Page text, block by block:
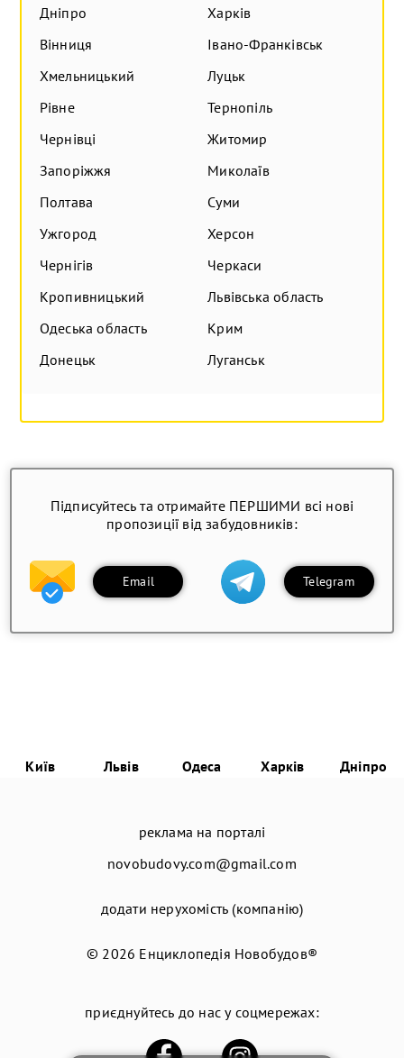
Дніпро
Харків
Вінниця
Івано-Франківськ
Хмельницький
Луцьк
Рівне
Тернопіль
Чернівці
Житомир
Запоріжжя
Миколаїв
Полтава
Суми
Ужгород
Херсон
Чернігів
Черкаси
Кропивницький
Львівська область
Одеська область
Крим
Донецьк
Луганськ
Підписуйтесь та отримайте ПЕРШИМИ всі нові
пропозиції від забудовників:
Email Telegram
Київ Львів Одеса Харків Дніпро
реклама на порталі
novobudovy.com@gmail.com
додати нерухомість (компанію)
© 2026 Енциклопедія Новобудов®
приєднуйтесь до нас у соцмережах: